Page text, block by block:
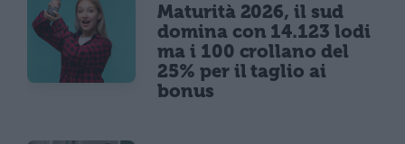
Maturità 2026, il sud
domina con 14.123 lodi
ma i 100 crollano del
25% per il taglio ai
bonus